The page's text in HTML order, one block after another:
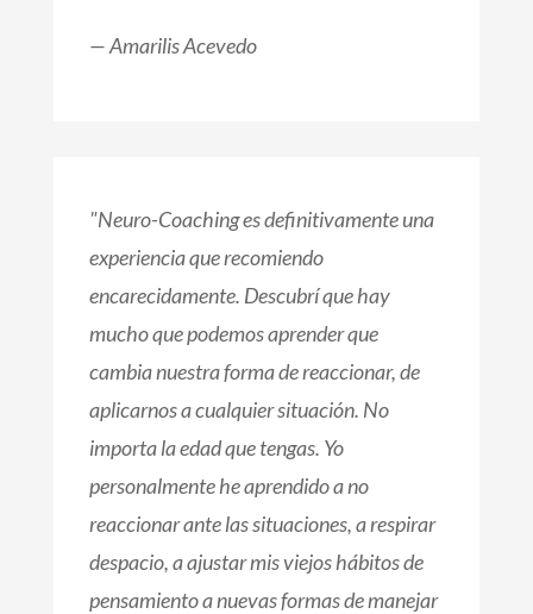
— Amarilis Acevedo
"Neuro-Coaching es definitivamente una
experiencia que recomiendo
encarecidamente. Descubrí que hay
mucho que podemos aprender que
cambia nuestra forma de reaccionar, de
aplicarnos a cualquier situación. No
importa la edad que tengas. Yo
personalmente he aprendido a no
reaccionar ante las situaciones, a respirar
despacio, a ajustar mis viejos hábitos de
pensamiento a nuevas formas de manejar